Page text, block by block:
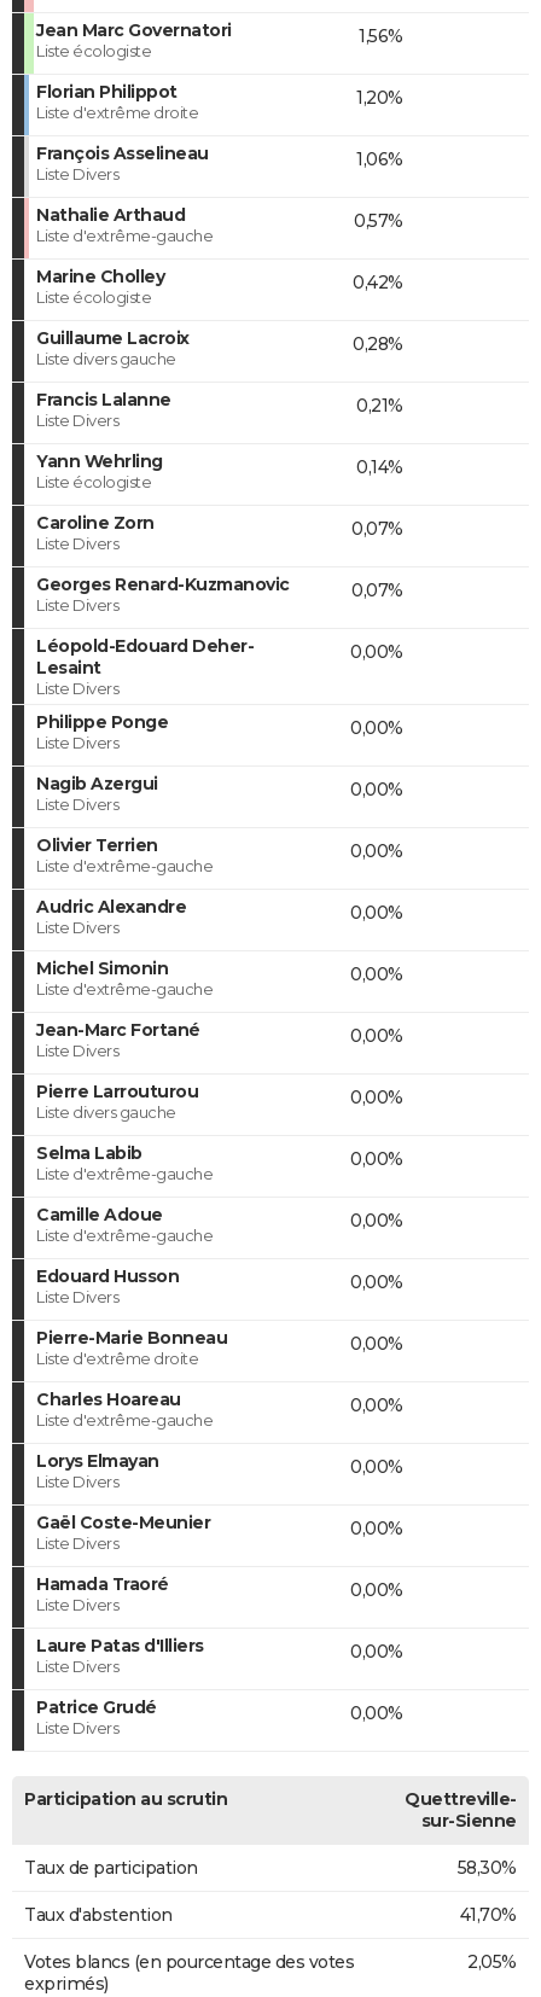
Jean Marc Governatori
Liste écologiste
1,56%
Florian Philippot
Liste d'extrême droite
1,20%
François Asselineau
Liste Divers
1,06%
Nathalie Arthaud
Liste d'extrême-gauche
0,57%
Marine Cholley
Liste écologiste
0,42%
Guillaume Lacroix
Liste divers gauche
0,28%
Francis Lalanne
Liste Divers
0,21%
Yann Wehrling
Liste écologiste
0,14%
Caroline Zorn
Liste Divers
0,07%
Georges Renard-Kuzmanovic
Liste Divers
0,07%
Léopold-Edouard Deher-
Lesaint
Liste Divers
0,00%
Philippe Ponge
Liste Divers
0,00%
Nagib Azergui
Liste Divers
0,00%
Olivier Terrien
Liste d'extrême-gauche
0,00%
Audric Alexandre
Liste Divers
0,00%
Michel Simonin
Liste d'extrême-gauche
0,00%
Jean-Marc Fortané
Liste Divers
0,00%
Pierre Larrouturou
Liste divers gauche
0,00%
Selma Labib
Liste d'extrême-gauche
0,00%
Camille Adoue
Liste d'extrême-gauche
0,00%
Edouard Husson
Liste Divers
0,00%
Pierre-Marie Bonneau
Liste d'extrême droite
0,00%
Charles Hoareau
Liste d'extrême-gauche
0,00%
Lorys Elmayan
Liste Divers
0,00%
Gaël Coste-Meunier
Liste Divers
0,00%
Hamada Traoré
Liste Divers
0,00%
Laure Patas d'Illiers
Liste Divers
0,00%
Patrice Grudé
Liste Divers
0,00%
Participation au scrutin
Quettreville-
sur-Sienne
Taux de participation 58,30%
Taux d'abstention 41,70%
Votes blancs (en pourcentage des votes
exprimés)
2,05%